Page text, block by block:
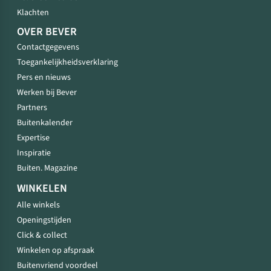
Klachten
OVER BEVER
Contactgegevens
Toegankelijkheidsverklaring
Pers en nieuws
Werken bij Bever
Partners
Buitenkalender
Expertise
Inspiratie
Buiten. Magazine
WINKELEN
Alle winkels
Openingstijden
Click & collect
Winkelen op afspraak
Buitenvriend voordeel